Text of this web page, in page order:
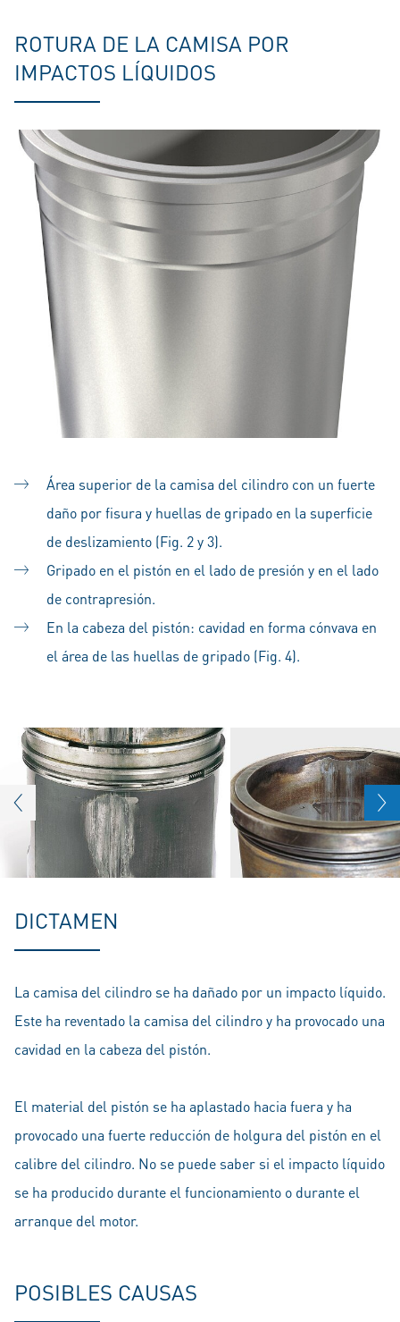
ROTURA DE LA CAMISA POR
IMPACTOS LÍQUIDOS
Área superior de la camisa del cilindro con un fuerte
daño por fisura y huellas de gripado en la superficie
de deslizamiento (Fig. 2 y 3).
Gripado en el pistón en el lado de presión y en el lado
de contrapresión.
En la cabeza del pistón: cavidad en forma cónvava en
el área de las huellas de gripado (Fig. 4).
DICTAMEN
La camisa del cilindro se ha dañado por un impacto líquido.
Este ha reventado la camisa del cilindro y ha provocado una
cavidad en la cabeza del pistón.
El material del pistón se ha aplastado hacia fuera y ha
provocado una fuerte reducción de holgura del pistón en el
calibre del cilindro. No se puede saber si el impacto líquido
se ha producido durante el funcionamiento o durante el
arranque del motor.
POSIBLES CAUSAS